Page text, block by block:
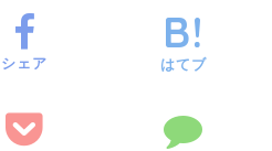
シェア はてブ